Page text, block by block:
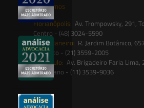
Onde estamos
Florianópolis: Av. Trompowsky, 291,
Centro - (48) 3024-5590
Rio de Janeiro: R. Jardim Botânico,
Botânico - (21) 3559-2005
São Paulo: Av. Brigadeiro Faria Lima,
Paulistano - (11) 3539-9036
Siga-nos